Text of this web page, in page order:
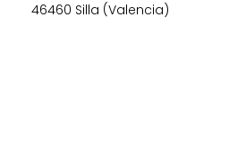
46460 Silla (Valencia)